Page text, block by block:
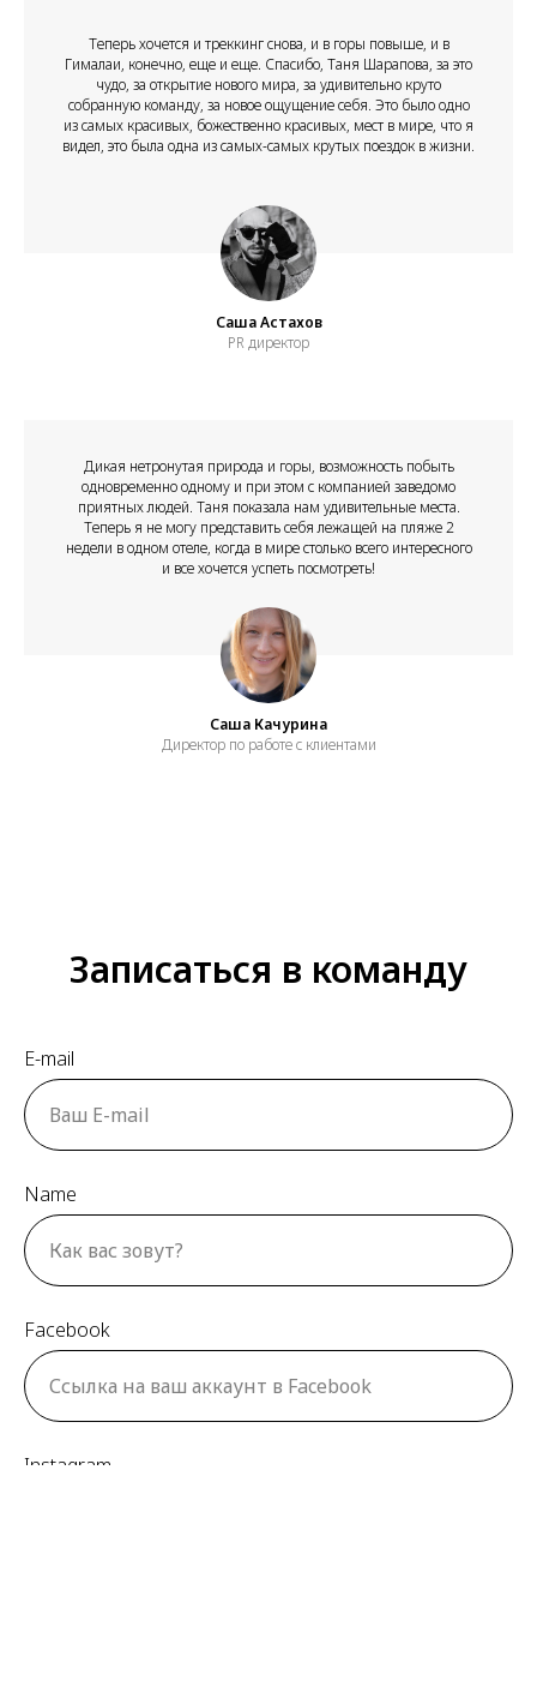
Теперь хочется и треккинг снова, и в горы повыше, и в
Гималаи, конечно, еще и еще. Спасибо, Таня Шарапова, за это
чудо, за открытие нового мира, за удивительно круто
собранную команду, за новое ощущение себя. Это было одно
из самых красивых, божественно красивых, мест в мире, что я
видел, это была одна из самых-самых крутых поездок в жизни.
Саша Астахов
PR директор
Дикая нетронутая природа и горы, возможность побыть
одновременно одному и при этом с компанией заведомо
приятных людей. Таня показала нам удивительные места.
Теперь я не могу представить себя лежащей на пляже 2
недели в одном отеле, когда в мире столько всего интересного
и все хочется успеть посмотреть!
Саша Качурина
Директор по работе с клиентами
Записаться в команду
E-mail
Name
Facebook
Instagram